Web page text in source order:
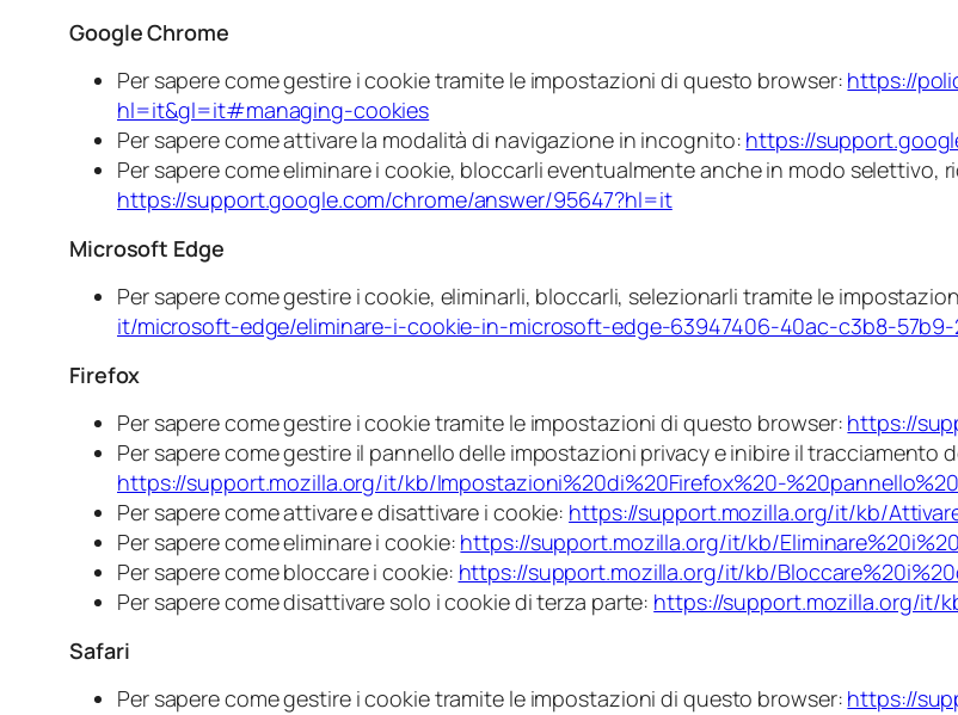
Google Chrome
Per sapere come gestire i cookie tramite le impostazioni di questo browser: https://
hl=it&gl=it#managing-cookies
Per sapere come attivare la modalità di navigazione in incognito: https://
Per sapere come eliminare i cookie, bloccarli eventualmente anche in modo selettivo,
https://support.google.com/chrome/answer/95647?hl=it
Microsoft Edge
Per sapere come gestire i cookie, eliminarli, bloccarli, selezionarli tramite le
it/microsoft-edge/eliminare-i-cookie-in-microsoft-edge-63947406-40ac-c3b8-57b9-
Firefox
Per sapere come gestire i cookie tramite le impostazioni di questo browser: https://
Per sapere come gestire il pannello delle impostazioni privacy e inibire il tracciamento
https://support.mozilla.org/it/kb/Impostazioni%20di%20Firefox%20-
Per sapere come attivare e disattivare i cookie: https://support.mozilla.org/it/kb/
Per sapere come eliminare i cookie: https://support.mozilla.org/it/kb/
Per sapere come bloccare i cookie: https://support.mozilla.org/it/kb/
Per sapere come disattivare solo i cookie di terza parte: https://support.mozilla.org/it/
Safari
Per sapere come gestire i cookie tramite le impostazioni di questo browser: https://